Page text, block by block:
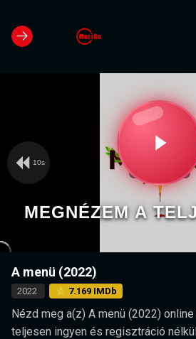
loading.
10s
MEGNÉZEM A
A menü (2022)
2022 ⭐ 7.169 IMDb
Nézd meg a(z) A menü (2022)
teljesen ingyen és regisztráció